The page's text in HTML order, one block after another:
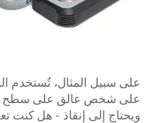
على سبيل المثال، تُستخدم
على شخص عالق على سطح
ويحتاج إلى إنقاذ - هل كنت